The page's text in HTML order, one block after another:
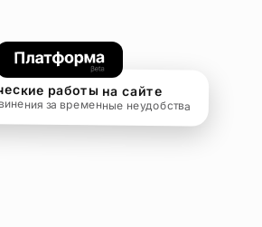
работы на сайте
за временные неудобства